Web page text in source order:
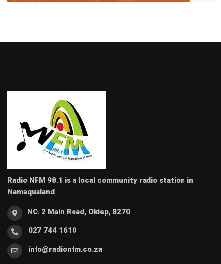
Radio NFM 98.1 is a local community radio station in
Namaqualand
NO. 2 Main Road, Okiep, 8270
027 744 1610
info@radionfm.co.za